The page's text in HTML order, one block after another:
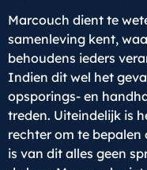
Marcouch dient te
samenleving kent,
behoudens ieders
Indien dit wel het
opsporings- en
treden. Uiteindelijk is
rechter om te
is van dit alles geen